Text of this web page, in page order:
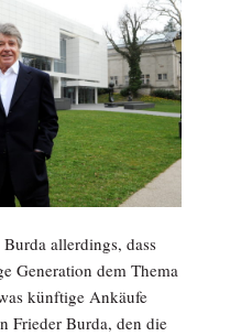
allerdings, dass
Generation dem Thema
künftige Ankäufe
Frieder Burda, den die